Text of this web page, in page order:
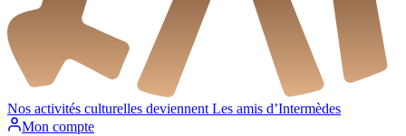
Nos activités culturelles deviennent Les amis d’Intermèdes
Mon compte